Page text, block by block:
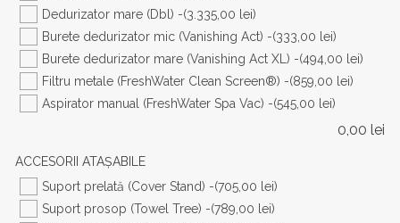
Dedurizator mare (Dbl) -(3.335,00 lei)
Burete dedurizator mic (Vanishing Act) -(333,00 lei)
Burete dedurizator mare (Vanishing Act XL) -(494,00 lei)
Filtru metale (FreshWater Clean Screen®) -(859,00 lei)
Aspirator manual (FreshWater Spa Vac) -(545,00 lei)
0,00 lei
ACCESORII ATAȘABILE
Suport prelată (Cover Stand) -(705,00 lei)
Suport prosop (Towel Tree) -(789,00 lei)